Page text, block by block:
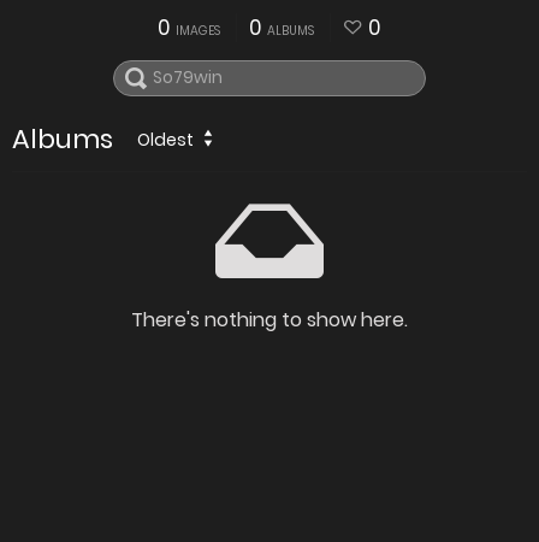
0 IMAGES 0 ALBUMS 0
Albums Oldest
There's nothing to show here.